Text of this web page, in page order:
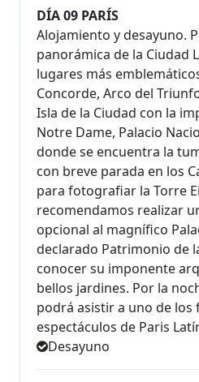
DÍA 09 PARÍS
Alojamiento y desayuno.
panorámica de la Ciudad
lugares más
Concorde, Arco del
Isla de la Ciudad con la
Notre Dame, Palacio
donde se encuentra la
con breve parada en los
para fotografiar la Torre
recomendamos realizar
opcional al magnífico
declarado Patrimonio de
conocer su imponente
bellos jardines. Por la
podrá asistir a uno de los
espectáculos de Paris
Desayuno